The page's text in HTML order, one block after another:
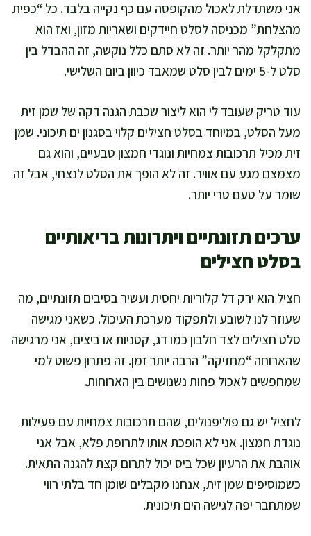
אני משתדלת לאכול מהקופסה עם כף נקייה בלבד. כל “כפית
מהצלחת” מכניסה לסלט חיידקים ושאריות מזון, ואז הוא
מתקלקל מהר יותר. זה לא סתם כלל נוקשה, זה ההבדל בין
סלט ל-5 ימים לבין סלט שמאבד כיוון ביום השלישי.
עוד טריק שעובד לי הוא ליצור שכבת הגנה דקה של שמן זית
מעל הסלט, במיוחד בסלט חצילים קלוי בסגנון ים תיכוני. שמן
זית מכיל תרכובות צמחיות ונוגדי חמצון טבעיים, והוא גם
מצמצם מגע עם אוויר. זה לא הופך את הסלט לנצחי, אבל זה
שומר על טעם טרי יותר.
ערכים תזונתיים ויתרונות בריאותיים
בסלט חצילים
חציל הוא ירק דל קלוריות יחסית ועשיר בסיבים תזונתיים, מה
שעוזר לנו לשובע ולתפקוד מערכת העיכול. כשאני מגישה
סלט חצילים לצד חלבון כמו דג, קטניות או ביצים, אני מרגישה
שהארוחה “מחזיקה” הרבה יותר זמן. זה פתרון פשוט למי
שמחפשים לאכול פחות נשנושים בין הארוחות.
לחציל יש גם פוליפנולים, שהם תרכובות צמחיות עם פעילות
נוגדת חמצון. אני לא הופכת אותו לתרופת פלא, אבל אני
אוהבת את הרעיון שכל ביס יכול לתרום קצת להגנה התאית.
כשמוסיפים שמן זית, אנחנו מקבלים שומן חד בלתי רווי
שמתחבר יפה לגישה הים תיכונית.